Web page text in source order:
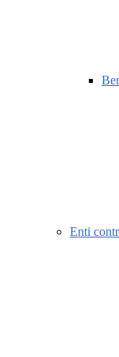
Enti